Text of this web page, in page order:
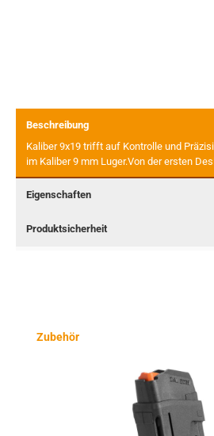
Beschreibung
Kaliber 9x19 trifft auf Kontrolle und
im Kaliber 9 mm Luger.Von der ersten
Eigenschaften
Produktsicherheit
Produktgalerie überspringen
Zubehör